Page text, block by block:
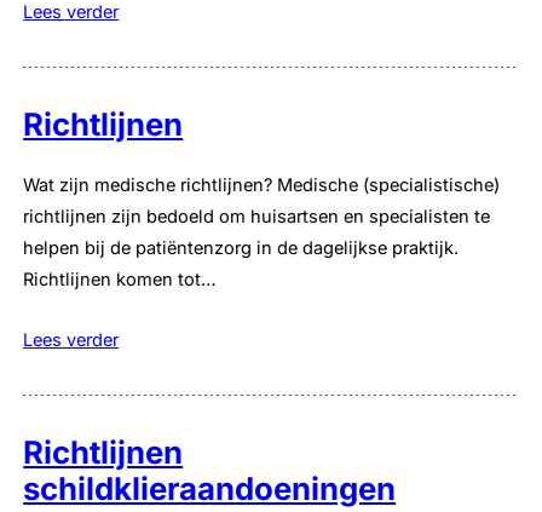
Lees verder
Richtlijnen
Wat zijn medische richtlijnen? Medische (specialistische)
richtlijnen zijn bedoeld om huisartsen en specialisten te
helpen bij de patiëntenzorg in de dagelijkse praktijk.
Richtlijnen komen tot…
Lees verder
Richtlijnen
schildklieraandoeningen